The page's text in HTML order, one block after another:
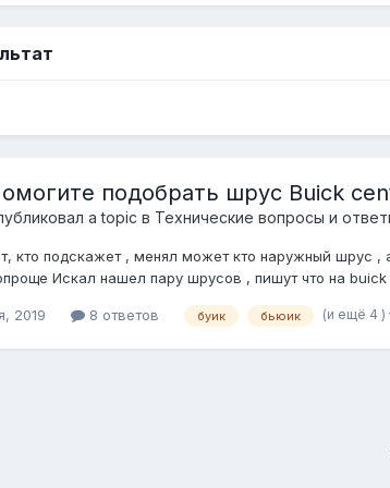
подобрать шрус Buick
a topic в Технические вопросы и
кто подскажет , менял может кто наружный шрус ,
Искал нашел пару шрусов , пишут что на
2019 8 ответов буик бьюик (и ещё 4 )